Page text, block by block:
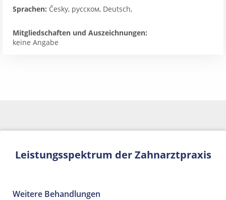
Sprachen: Česky, русском, Deutsch,
Mitgliedschaften und Auszeichnungen:
keine Angabe
Leistungsspektrum der Zahnarztpraxis
Weitere Behandlungen